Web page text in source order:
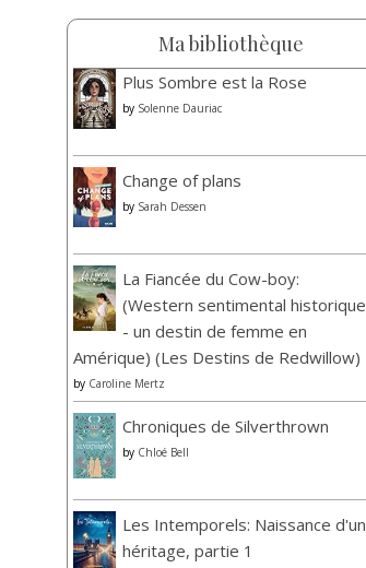
Ma bibliothèque
Plus Sombre est la Rose
by Solenne Dauriac
Change of plans
by Sarah Dessen
La Fiancée du Cow-boy:
(Western sentimental historique
- un destin de femme en
Amérique) (Les Destins de Redwillow)
by Caroline Mertz
Chroniques de Silverthrown
by Chloé Bell
Les Intemporels: Naissance d'un
héritage, partie 1